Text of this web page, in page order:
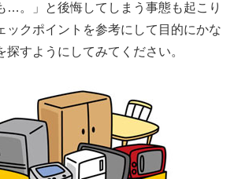
…。」と後悔してしまう事態も起こり
ックポイントを参考にして目的にかな
探すようにしてみてください。